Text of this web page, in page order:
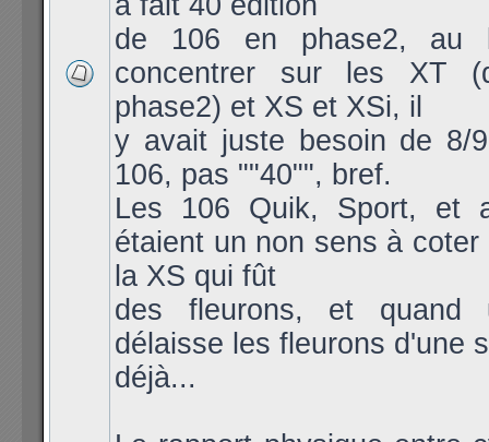
de 106 en phase2, au
concentrer sur les XT
phase2) et XS et XSi, il
y avait juste besoin de 8/
106, pas ""40"", bref.
Les 106 Quik, Sport, et
étaient un non sens à
la XS qui fût
des fleurons, et quand
délaisse les fleurons d'une
déjà...